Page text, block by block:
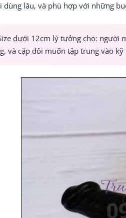
dùng lâu, và phù hợp với những
dưới 12cm lý tưởng cho: người
và cặp đôi muốn tập trung vào